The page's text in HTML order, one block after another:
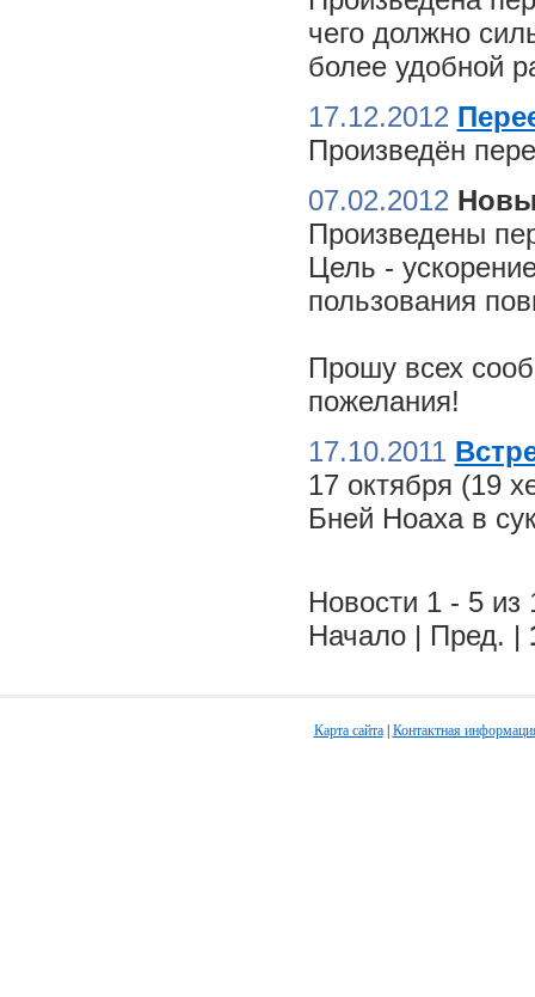
чего должно
более удобной
17.12.2012
Произведён
07.02.2012
Произведены
Цель -
пользования
Прошу всех
пожелания!
17.10.2011
17 октября (19
Бней Ноаха в
Новости 1 - 5 из
Начало | Пред. |
Карта сайта| Контактная